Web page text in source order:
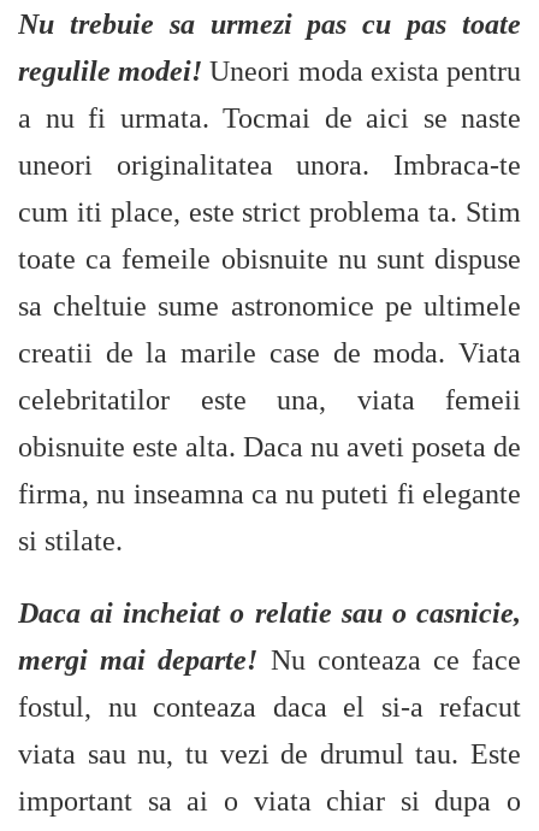
Nu trebuie sa urmezi pas cu pas toate
regulile modei! Uneori moda exista pentru
a nu fi urmata. Tocmai de aici se naste
uneori originalitatea unora. Imbraca-te
cum iti place, este strict problema ta. Stim
toate ca femeile obisnuite nu sunt dispuse
sa cheltuie sume astronomice pe ultimele
creatii de la marile case de moda. Viata
celebritatilor este una, viata femeii
obisnuite este alta. Daca nu aveti poseta de
firma, nu inseamna ca nu puteti fi elegante
si stilate.
Daca ai incheiat o relatie sau o casnicie,
mergi mai departe! Nu conteaza ce face
fostul, nu conteaza daca el si-a refacut
viata sau nu, tu vezi de drumul tau. Este
important sa ai o viata chiar si dupa o